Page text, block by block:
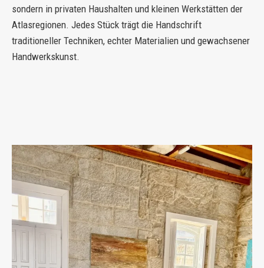
sondern in privaten Haushalten und kleinen Werkstätten der
Atlasregionen. Jedes Stück trägt die Handschrift
traditioneller Techniken, echter Materialien und gewachsener
Handwerkskunst.